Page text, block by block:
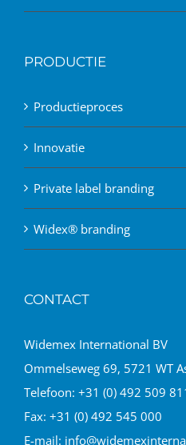
PRODUCTIE
Productieproces
Innovatie
Private label branding
Widex® branding
CONTACT
Widemex International BV
Ommelseweg 69, 5721 WT
Telefoon: +31 (0) 492 509
Fax: +31 (0) 492 545 000
E-mail: